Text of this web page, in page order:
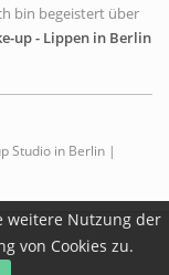
weitere Nutzung der
von Cookies zu.
bin begeistert über
up - Lippen in Berlin
Studio in Berlin |